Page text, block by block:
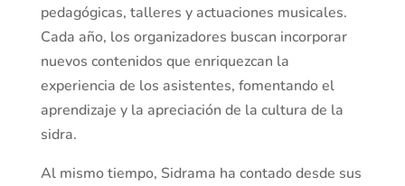
pedagógicas, talleres y actuaciones musicales.
Cada año, los organizadores buscan incorporar
nuevos contenidos que enriquezcan la
experiencia de los asistentes, fomentando el
aprendizaje y la apreciación de la cultura de la
sidra.
Al mismo tiempo, Sidrama ha contado desde sus